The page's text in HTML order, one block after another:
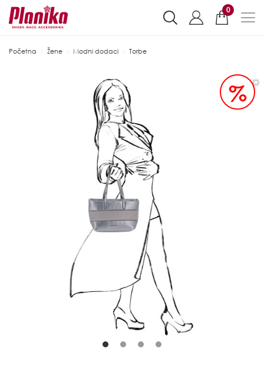
0
Početna Žene Modni dodaci Torbe
%